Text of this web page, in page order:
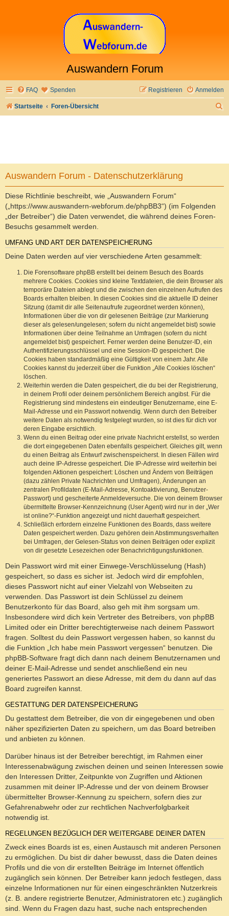
Auswandern Forum
FAQ Spenden Anmelden
Registrieren
Startseite Foren-Übersicht
Auswandern Forum - Datenschutzerklärung
Diese Richtlinie beschreibt, wie „Auswandern Forum“
(„https://www.auswandern-webforum.de/phpBB3“) (im Folgenden
„der Betreiber“) die Daten verwendet, die während deines Foren-
Besuchs gesammelt werden.
UMFANG UND ART DER DATENSPEICHERUNG
Deine Daten werden auf vier verschiedene Arten gesammelt:
Die Forensoftware phpBB erstellt bei deinem Besuch des Boards
mehrere Cookies. Cookies sind kleine Textdateien, die dein Browser als
temporäre Dateien ablegt und die zwischen den einzelnen Aufrufen des
Boards erhalten bleiben. In diesen Cookies sind die aktuelle ID deiner
Sitzung (damit dir alle Seitenaufrufe zugeordnet werden können),
Informationen über die von dir gelesenen Beiträge (zur Markierung
dieser als gelesen/ungelesen; sofern du nicht angemeldet bist) sowie
Informationen über deine Teilnahme an Umfragen (sofern du nicht
angemeldet bist) gespeichert. Ferner werden deine Benutzer-ID, ein
Authentifizierungsschlüssel und eine Session-ID gespeichert. Die
Cookies haben standardmäßig eine Gültigkeit von einem Jahr. Alle
Cookies kannst du jederzeit über die Funktion „Alle Cookies löschen“
löschen.
Weiterhin werden die Daten gespeichert, die du bei der Registrierung,
in deinem Profil oder deinem persönlichem Bereich angibst. Für die
Registrierung sind mindestens ein eindeutiger Benutzername, eine E-
Mail-Adresse und ein Passwort notwendig. Wenn durch den Betreiber
weitere Daten als notwendig festgelegt wurden, so ist dies für dich vor
deren Eingabe ersichtlich.
Wenn du einen Beitrag oder eine private Nachricht erstellst, so werden
die dort eingegebenen Daten ebenfalls gespeichert. Gleiches gilt, wenn
du einen Beitrag als Entwurf zwischenspeicherst. In diesen Fällen wird
auch deine IP-Adresse gespeichert. Die IP-Adresse wird weiterhin bei
folgenden Aktionen gespeichert: Löschen und Ändern von Beiträgen
(dazu zählen Private Nachrichten und Umfragen), Änderungen an
zentralen Profildaten (E-Mail-Adresse, Kontoaktivierung, Benutzer-
Passwort) und gescheiterte Anmeldeversuche. Die von deinem Browser
übermittelte Browser-Kennzeichnung (User Agent) wird nur in der „Wer
ist online?“-Funktion angezeigt und nicht dauerhaft gespeichert.
Schließlich erfordern einzelne Funktionen des Boards, dass weitere
Daten gespeichert werden. Dazu gehören dein Abstimmungsverhalten
bei Umfragen, der Gelesen-Status von deinen Beiträgen oder explizit
von dir gesetzte Lesezeichen oder Benachrichtigungsfunktionen.
Dein Passwort wird mit einer Einwege-Verschlüsselung (Hash)
gespeichert, so dass es sicher ist. Jedoch wird dir empfohlen,
dieses Passwort nicht auf einer Vielzahl von Webseiten zu
verwenden. Das Passwort ist dein Schlüssel zu deinem
Benutzerkonto für das Board, also geh mit ihm sorgsam um.
Insbesondere wird dich kein Vertreter des Betreibers, von phpBB
Limited oder ein Dritter berechtigterweise nach deinem Passwort
fragen. Solltest du dein Passwort vergessen haben, so kannst du
die Funktion „Ich habe mein Passwort vergessen“ benutzen. Die
phpBB-Software fragt dich dann nach deinem Benutzernamen und
deiner E-Mail-Adresse und sendet anschließend ein neu
generiertes Passwort an diese Adresse, mit dem du dann auf das
Board zugreifen kannst.
GESTATTUNG DER DATENSPEICHERUNG
Du gestattest dem Betreiber, die von dir eingegebenen und oben
näher spezifizierten Daten zu speichern, um das Board betreiben
und anbieten zu können.
Darüber hinaus ist der Betreiber berechtigt, im Rahmen einer
Interessenabwägung zwischen deinen und seinen Interessen sowie
den Interessen Dritter, Zeitpunkte von Zugriffen und Aktionen
zusammen mit deiner IP-Adresse und der von deinem Browser
übermittelter Browser-Kennung zu speichern, sofern dies zur
Gefahrenabwehr oder zur rechtlichen Nachverfolgbarkeit
notwendig ist.
REGELUNGEN BEZÜGLICH DER WEITERGABE DEINER DATEN
Zweck eines Boards ist es, einen Austausch mit anderen Personen
zu ermöglichen. Du bist dir daher bewusst, dass die Daten deines
Profils und die von dir erstellten Beiträge im Internet öffentlich
zugänglich sein können. Der Betreiber kann jedoch festlegen, dass
einzelne Informationen nur für einen eingeschränkten Nutzerkreis
(z. B. andere registrierte Benutzer, Administratoren etc.) zugänglich
sind. Wenn du Fragen dazu hast, suche nach entsprechenden